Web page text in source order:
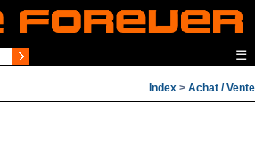
☰
Index > Achat / Vente